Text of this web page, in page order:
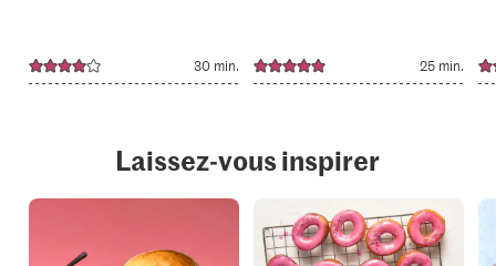
30 min. 25 min.
Laissez-vous inspirer